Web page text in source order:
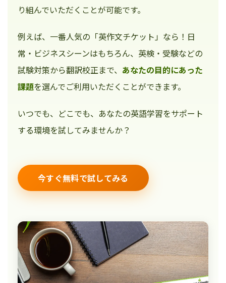
り組んでいただくことが可能です。
例えば、一番人気の「英作文チケット」なら！日
常・ビジネスシーンはもちろん、英検・受験などの
試験対策から翻訳校正まで、 あなたの目的にあった
課題を選んでご利用いただくことができます。
いつでも、どこでも、あなたの英語学習をサポート
する環境を試してみませんか？
今すぐ無料で試してみる